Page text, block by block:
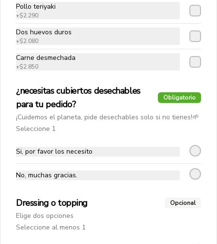
Snickers saludable
agave, con un cremoso relleno de
mantequilla de maní y una cobertura
Bebestibles
refrescante del agua y lo rico del jugo
de fruta natural.
Pollo teriyaki
+$2.290
Dos huevos duros
+$2.080
Carne desmechada
+$2.850
¿necesitas cubiertos desechables
para tu pedido?
Obligatorio
¡Cuidemos el planeta, pide desechables solo si no tienes!🌱
Seleccione 1
Si, por favor los necesito
No, muchas gracias.
Dressing o topping Opcional
Elige dos opciones
Seleccione al menos 1